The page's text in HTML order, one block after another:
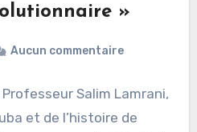
»
Aucun commentaire
Salim Lamrani,
et de l’histoire de